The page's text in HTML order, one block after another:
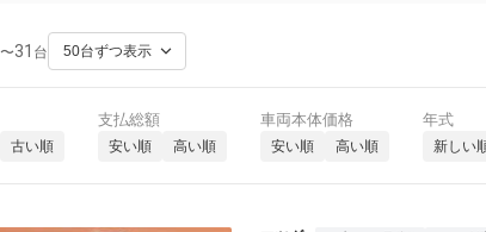
〜31 台
古い順
支払総額
安い順 高い順
車両本体価格
安い順 高い順
年式
新しい